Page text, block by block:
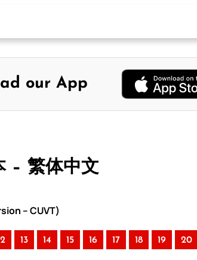
our App
– 繁体中文
– CUVT)
13 14 15 16 17 18 19 20